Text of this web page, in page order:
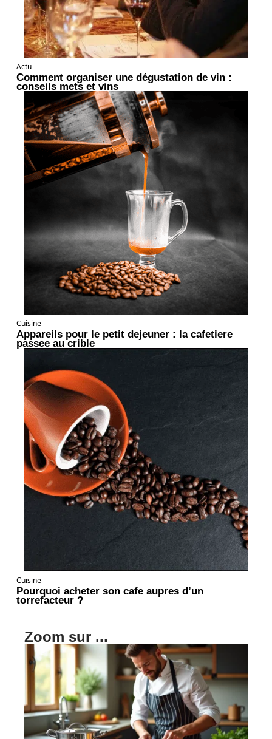
Actu
Comment organiser une dégustation de vin :
conseils mets et vins
Cuisine
Appareils pour le petit dejeuner : la cafetiere
passee au crible
Cuisine
Pourquoi acheter son cafe aupres d’un
torrefacteur ?
Zoom sur ...